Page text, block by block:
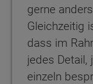
gerne
Gleichzeitig
dass im
jedes Detail,
einzeln